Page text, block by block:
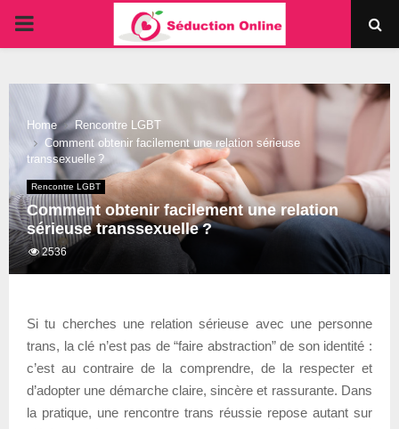
PRIMARY
Home
Rencontre LGBT
Comment obtenir facilement une relation sérieuse
transsexuelle ?
Rencontre LGBT
Comment obtenir facilement une relation
sérieuse transsexuelle ?
2536
Si tu cherches une relation sérieuse avec une personne
trans, la clé n’est pas de “faire abstraction” de son identité :
c’est au contraire de la comprendre, de la respecter et
d’adopter une démarche claire, sincère et rassurante. Dans
la pratique, une rencontre trans réussie repose autant sur